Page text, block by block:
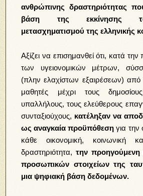
ανθρώπινης δραστηριότητας
βάση της εκκίνησης
μετασχηματισμού της ελληνικής
Αξίζει να επισημανθεί ότι, κατά την
των υγειονομικών μέτρων,
(πλην ελαχίστων εξαιρέσεων) από
μαθητές μέχρι τους
υπαλλήλους, τους ελεύθερους
συνταξιούχους, κατέληξαν να
ως αναγκαία προϋπόθεσηγια την
κάθε οικονομική, κοινωνική
δραστηριότητα, την
προσωπικών στοιχείων της
μια ψηφιακή βάση δεδομένων.